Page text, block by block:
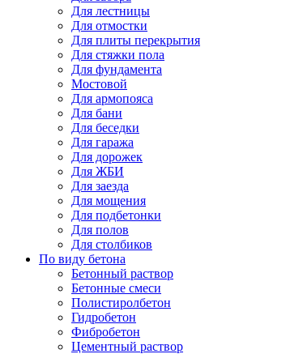
Для лестницы
Для отмостки
Для плиты перекрытия
Для стяжки пола
Для фундамента
Мостовой
Для армопояса
Для бани
Для беседки
Для гаража
Для дорожек
Для ЖБИ
Для заезда
Для мощения
Для подбетонки
Для полов
Для столбиков
По виду бетона
Бетонный раствор
Бетонные смеси
Полистиролбетон
Гидробетон
Фибробетон
Цементный раствор